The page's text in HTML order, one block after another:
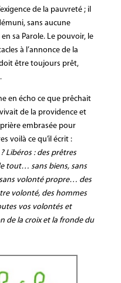
de la pauvreté ; il
sans aucune
sa Parole. Le pouvoir, le
à l’annonce de la
être toujours prêt,
en écho ce que prêchait
de la providence et
embrasée pour
voilà ce qu’il écrit :
Libéros : des prêtres
tout… sans biens, sans
volonté propre… des
volonté, des hommes
vos volontés et
de la croix et la fronde du